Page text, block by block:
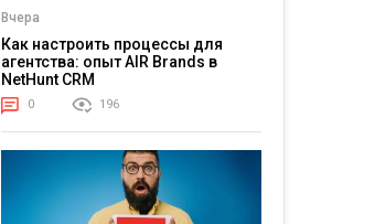
Вчера
Как настроить процессы для
агентства: опыт AIR Brands в
NetHunt CRM
0 196